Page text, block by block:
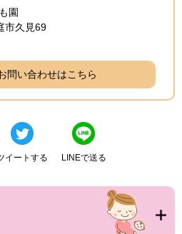
園
市久見69
問い合わせはこちら
イートする LINEで送る